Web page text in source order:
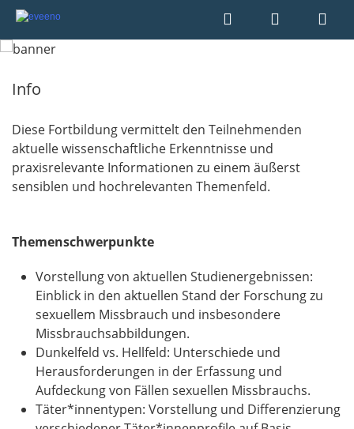
Info
Diese Fortbildung vermittelt den Teilnehmenden
aktuelle wissenschaftliche Erkenntnisse und
praxisrelevante Informationen zu einem äußerst
sensiblen und hochrelevanten Themenfeld.
Themenschwerpunkte
Vorstellung von aktuellen Studienergebnissen:
Einblick in den aktuellen Stand der Forschung zu
sexuellem Missbrauch und insbesondere
Missbrauchsabbildungen.
Dunkelfeld vs. Hellfeld: Unterschiede und
Herausforderungen in der Erfassung und
Aufdeckung von Fällen sexuellen Missbrauchs.
Täter*innentypen: Vorstellung und Differenzierung